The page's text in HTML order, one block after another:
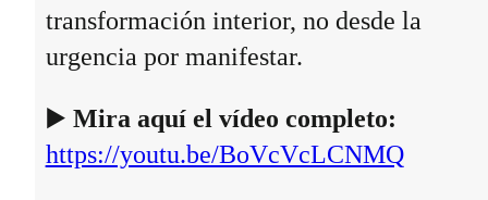
transformación interior, no desde la
urgencia por manifestar.
▶️ Mira aquí el vídeo completo:
https://youtu.be/BoVcVcLCNMQ